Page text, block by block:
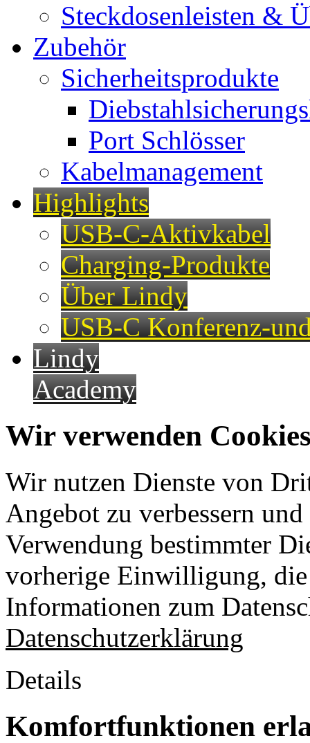
Steckdosenleisten &
Zubehör
Sicherheitsprodukte
Port Schlösser
Kabelmanagement
Highlights
USB-C-Aktivkabel
Charging-Produkte
Über Lindy
USB-C Konferenz-
Lindy
Academy
Wir verwenden
Wir nutzen Dienste von
Angebot zu verbessern
Verwendung bestimmter
vorherige Einwilligung,
Informationen zum
Datenschutzerklärung
Details
Komfortfunktionen